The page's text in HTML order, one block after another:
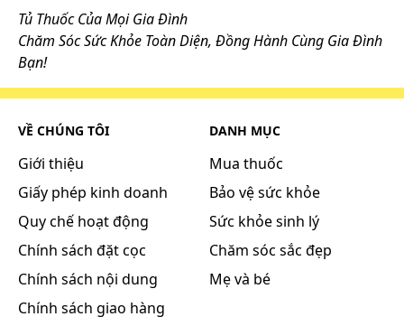
Tủ Thuốc Của Mọi Gia Đình
Chăm Sóc Sức Khỏe Toàn Diện, Đồng Hành Cùng Gia Đình
Bạn!
VỀ CHÚNG TÔI
Giới thiệu
Giấy phép kinh doanh
Quy chế hoạt động
Chính sách đặt cọc
Chính sách nội dung
Chính sách giao hàng
DANH MỤC
Mua thuốc
Bảo vệ sức khỏe
Sức khỏe sinh lý
Chăm sóc sắc đẹp
Mẹ và bé